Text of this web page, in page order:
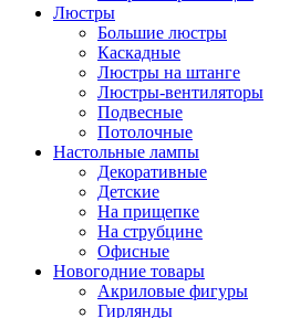
Люстры
Большие люстры
Каскадные
Люстры на штанге
Люстры-вентиляторы
Подвесные
Потолочные
Настольные лампы
Декоративные
Детские
На прищепке
На струбцине
Офисные
Новогодние товары
Акриловые фигуры
Гирлянды